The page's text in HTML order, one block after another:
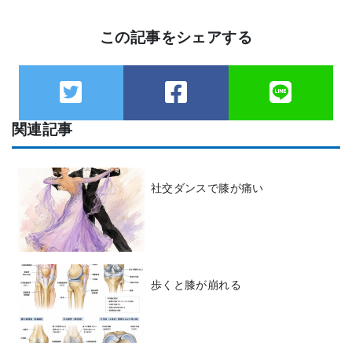
この記事をシェアする
関連記事
社交ダンスで膝が痛い
歩くと膝が崩れる